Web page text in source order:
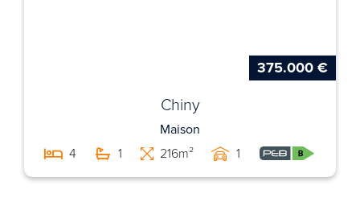
375.000 €
Chiny
Maison
4
1 216m² 1